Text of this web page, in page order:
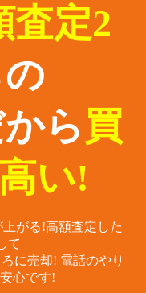
査定2
ら 買
い!
上がる!高額査定した
て
に売却! 電話のやり
心です!